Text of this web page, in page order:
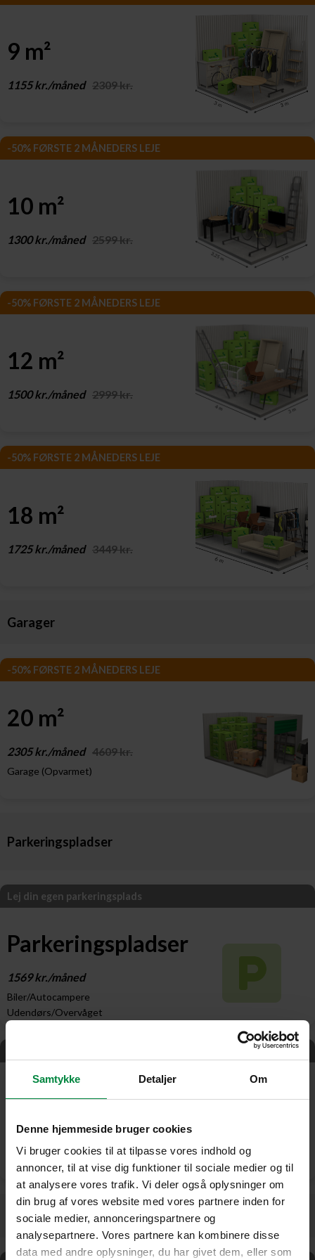
Samtykke Detaljer Om
Denne hjemmeside bruger cookies
Vi bruger cookies til at tilpasse vores indhold og
annoncer, til at vise dig funktioner til sociale medier og til
at analysere vores trafik. Vi deler også oplysninger om
din brug af vores website med vores partnere inden for
sociale medier, annonceringspartnere og
analysepartnere. Vores partnere kan kombinere disse
data med andre oplysninger, du har givet dem, eller som
9 m²
1155 kr./måned 2309 kr.
-50% FØRSTE 2 MÅNEDERS LEJE
10 m²
1300 kr./måned 2599 kr.
-50% FØRSTE 2 MÅNEDERS LEJE
12 m²
1500 kr./måned 2999 kr.
-50% FØRSTE 2 MÅNEDERS LEJE
18 m²
1725 kr./måned 3449 kr.
Garager
-50% FØRSTE 2 MÅNEDERS LEJE
20 m²
2305 kr./måned 4609 kr.
Garage (Opvarmet)
Parkeringspladser
Lej din egen parkeringsplads
Parkeringspladser
1569 kr./måned
Biler/Autocampere
Udendørs/Overvåget
Parkeringspladser
Udsolgt
Biler/Autocampere
Udendørs/Overvåget
Begrænset antal